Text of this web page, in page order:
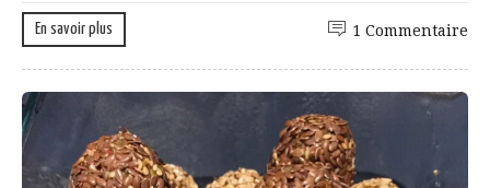
En savoir plus 1 Commentaire